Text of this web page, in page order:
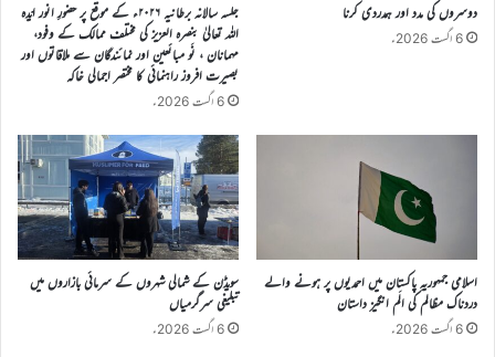
دوسروں کی مدد اور ہمدردی کرنا
6 اگست 2026ء
جلسہ سالانہ برطانیہ ۲۰۲۶ء کے موقع پر حضورِ انور ایّدہ
الله تعالیٰ بنصرہ العزیز کی مختلف ممالک کے وفود،
مہمانان ، نَو مبائعین اور نمائندگان سے ملاقاتوں اور
بصیرت افروز راہنمائی کا مختصر اجمالی خاکہ
6 اگست 2026ء
اسلامی جمہوریہ پاکستان میں احمدیوں پر ہونے والے
دردناک مظالم کی الَم انگیز داستان
6 اگست 2026ء
سویڈن کے شمالی شہروں کے سرمائی بازاروں میں
تبلیغی سرگرمیاں
6 اگست 2026ء